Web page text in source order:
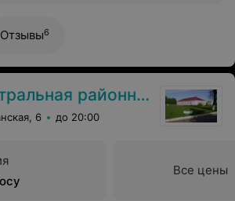
время процедуры меня
от боли, как мне рассказали
что ожидания были немного
было сделать такую
вел себя спокойно и ему
Отзывы6
районная больница
6 до 20:00
Все цены